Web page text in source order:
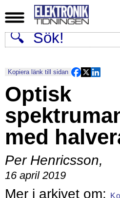
Kopiera länk till sidan
Optisk
med
Per Henricsson,
16 april 2019